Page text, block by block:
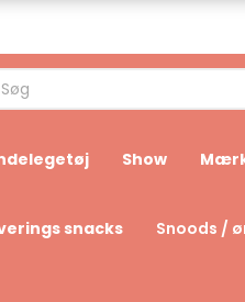
Show
snacks Snoods /